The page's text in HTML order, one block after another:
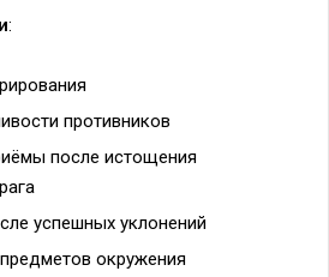
:
противников
после истощения
успешных уклонений
окружения